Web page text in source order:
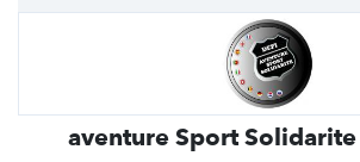
aventure Sport Solidarite